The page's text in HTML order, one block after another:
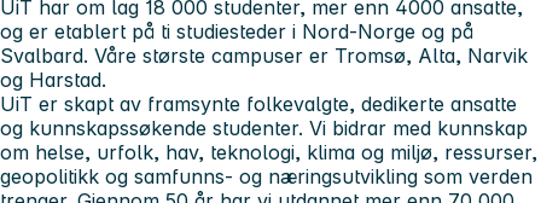
UiT har om lag 18 000 studenter, mer enn 4000 ansatte,
og er etablert på ti studiesteder i Nord-Norge og på
Svalbard. Våre største campuser er Tromsø, Alta, Narvik
og Harstad.
UiT er skapt av framsynte folkevalgte, dedikerte ansatte
og kunnskapssøkende studenter. Vi bidrar med kunnskap
om helse, urfolk, hav, teknologi, klima og miljø, ressurser,
geopolitikk og samfunns- og næringsutvikling som verden